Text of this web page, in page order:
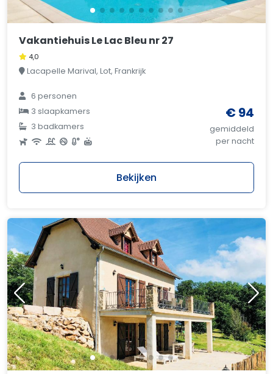
Vakantiehuis Le Lac Bleu nr 27
4,0
Lacapelle Marival, Lot, Frankrijk
6 personen
3 slaapkamers
3 badkamers
€ 94
gemiddeld
per nacht
Bekijken